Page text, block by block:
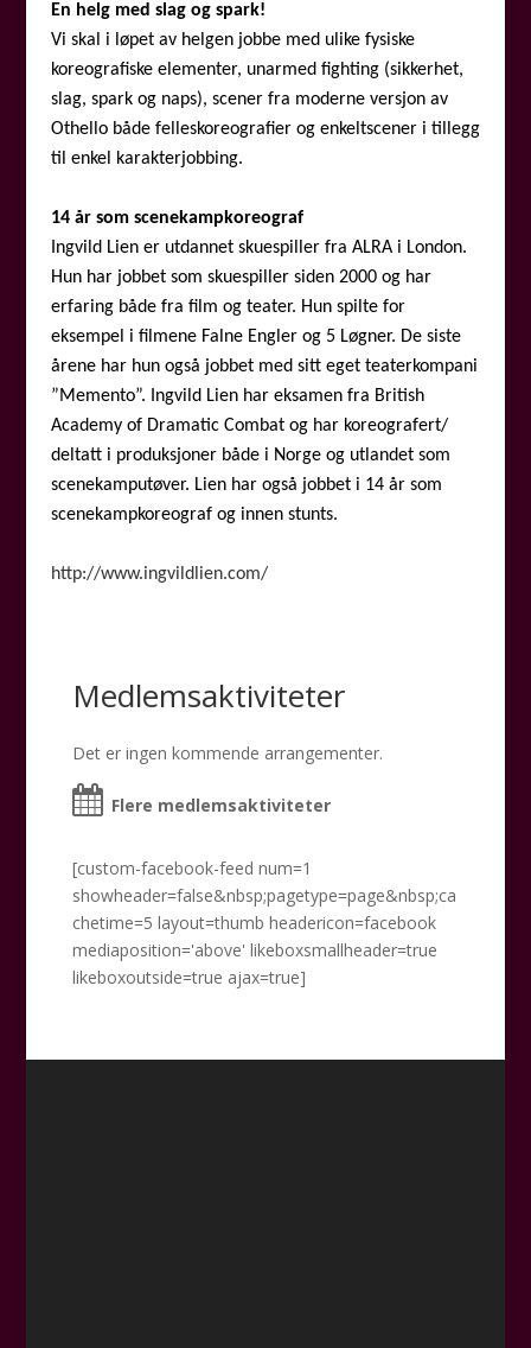
En helg med slag og spark!
Vi skal i løpet av helgen jobbe med ulike fysiske
koreografiske elementer, unarmed fighting (sikkerhet,
slag, spark og naps), scener fra moderne versjon av
Othello både felleskoreografier og enkeltscener i tillegg
til enkel karakterjobbing.
14 år som scenekampkoreograf
Ingvild Lien er utdannet skuespiller fra ALRA i London.
Hun har jobbet som skuespiller siden 2000 og har
erfaring både fra film og teater. Hun spilte for
eksempel i filmene Falne Engler og 5 Løgner. De siste
årene har hun også jobbet med sitt eget teaterkompani
”Memento”. Ingvild Lien har eksamen fra British
Academy of Dramatic Combat og har koreografert/
deltatt i produksjoner både i Norge og utlandet som
scenekamputøver. Lien har også jobbet i 14 år som
scenekampkoreograf og innen stunts.
http://www.ingvildlien.com/
Medlemsaktiviteter
Det er ingen kommende arrangementer.
Flere medlemsaktiviteter
[custom-facebook-feed num=1
showheader=false&nbsp;pagetype=page&nbsp;ca
chetime=5 layout=thumb headericon=facebook
mediaposition='above' likeboxsmallheader=true
likeboxoutside=true ajax=true]